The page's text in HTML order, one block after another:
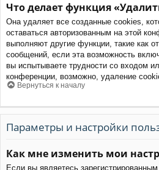
Что делает функция
Она удаляет все созданные cookies,
оставаться авторизованным на этой
выполняют другие функции, такие как
сообщений, если эта возможность
вы испытываете трудности со входом
конференции, возможно, удаление
Вернуться к началу
Параметры и настройки
Как мне изменить мои
Если вы являетесь